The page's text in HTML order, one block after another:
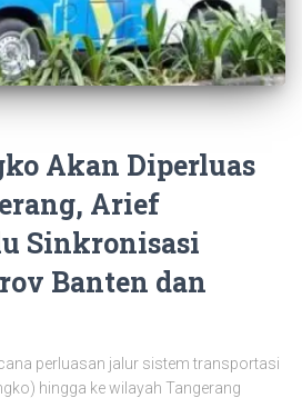
Akan Diperluas
Arief
Sinkronisasi
Banten dan
perluasan jalur sistem transportasi
hingga ke wilayah Tangerang